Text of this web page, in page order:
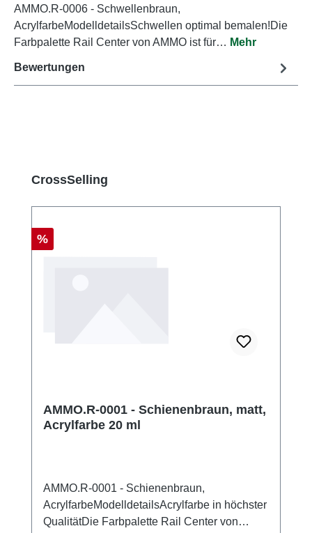
AMMO.R-0006 - Schwellenbraun,
AcrylfarbeModelldetailsSchwellen optimal bemalen!Die
Farbpalette Rail Center von AMMO ist für… Mehr
Bewertungen
Produktgalerie überspringen
CrossSelling
Rabatt
%
AMMO.R-0001 - Schienenbraun, matt,
Acrylfarbe 20 ml
AMMO.R-0001 - Schienenbraun,
AcrylfarbeModelldetailsAcrylfarbe in höchster
QualitätDie Farbpalette Rail Center von